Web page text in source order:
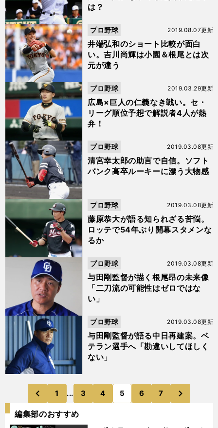
は？
井端弘和のショート比較が面白
い。吉川尚輝は小園＆根尾とは次
元が違う
2019.08.07更新
プロ野球
広島×巨人の仁義なき戦い。セ・
リーグ順位予想で解説者4人が熱
弁！
2019.03.29更新
プロ野球
清宮幸太郎の助言で自信。ソフト
バンク高卒ルーキーに漂う大物感
2019.03.08更新
プロ野球
藤原恭大が語る知られざる苦悩。
ロッテで54年ぶり開幕スタメンな
るか
2019.03.08更新
プロ野球
与田剛監督が描く根尾昂の未来像
「二刀流の可能性はゼロではな
い」
2019.03.08更新
プロ野球
与田剛監督が語る中日再建案。ベ
テラン選手へ「勘違いしてほしく
ない」
2019.03.08更新
プロ野球
前
1 ... 3 4 5 6 7
のページへ
編集部のおすすめ